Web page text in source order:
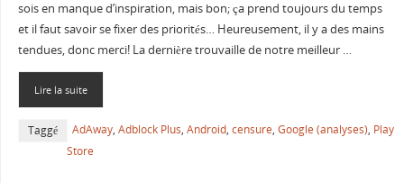
sois en manque d’inspiration, mais bon; ça prend toujours du temps
et il faut savoir se fixer des priorités… Heureusement, il y a des mains
tendues, donc merci! La dernière trouvaille de notre meilleur …
Lire la suite
Taggé AdAway, Adblock Plus, Android, censure, Google (analyses), Play
Store